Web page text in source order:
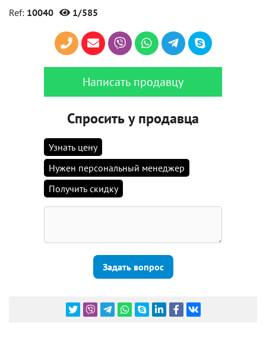
Ref: 10040 1/585
Написать продавцу
Спросить у продавца
Узнать цену
Нужен персональный менеджер
Получить скидку
Задать вопрос